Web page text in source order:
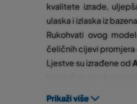
kvalitete izrade,
ulaska i izlaska iz
Rukohvati ovog
čeličnih cijevi promjera
Ljestve su izrađene od
Prikaži više